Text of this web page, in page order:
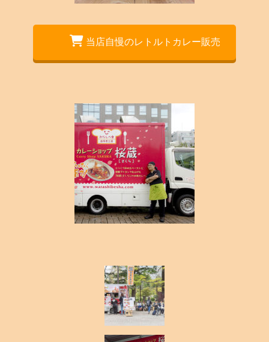
当店自慢のレトルトカレー販売